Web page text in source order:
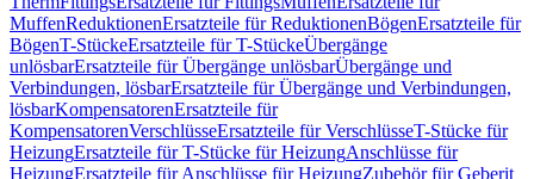
MuffenReduktionenErsatzteile für ReduktionenBögenErsatzteile für
BögenT-StückeErsatzteile für T-StückeÜbergänge
unlösbarErsatzteile für Übergänge unlösbarÜbergänge und
Verbindungen, lösbarErsatzteile für Übergänge und Verbindungen,
lösbarKompensatorenErsatzteile für
KompensatorenVerschlüsseErsatzteile für VerschlüsseT-Stücke für
HeizungErsatzteile für T-Stücke für HeizungAnschlüsse für
HeizungErsatzteile für Anschlüsse für HeizungZubehör für Geberit